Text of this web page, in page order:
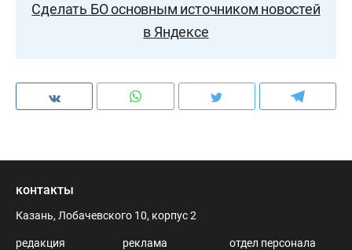
Сделать БО основным источником новостей
в Яндексе
контакты
Казань, Лобачевского 10, корпус 2
редакция
реклама
отдел персонала